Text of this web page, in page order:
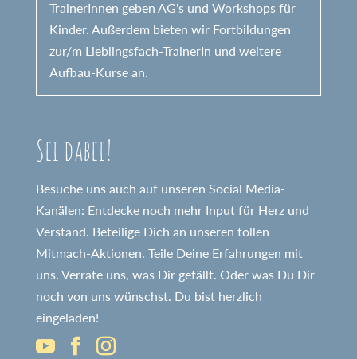
TrainerInnen geben AG's und Workshops für
Kinder. Außerdem bieten wir Fortbildungen
zur/m Lieblingsfach-TrainerIn und weitere
Aufbau-Kurse an.
Sei dabei!
Besuche uns auch auf unseren Social Media-
Kanälen: Entdecke noch mehr Input für Herz und
Verstand. Beteilige Dich an unseren tollen
Mitmach-Aktionen. Teile Deine Erfahrungen mit
uns. Verrate uns, was Dir gefällt. Oder was Du Dir
noch von uns wünschst. Du bist herzlich
eingeladen!